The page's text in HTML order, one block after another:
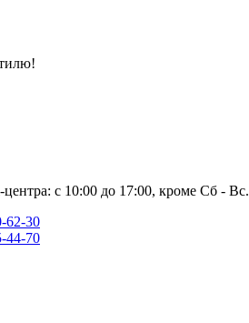
с 10:00 до 17:00, кроме Сб - Вс.
62-30
44-70